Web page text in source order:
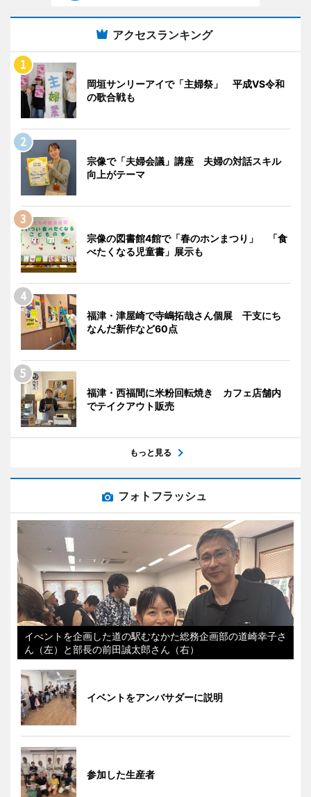
アクセスランキング
岡垣サンリーアイで「主婦祭」 平成VS令和
の歌合戦も
宗像で「夫婦会議」講座 夫婦の対話スキル
向上がテーマ
宗像の図書館4館で「春のホンまつり」 「食
べたくなる児童書」展示も
福津・津屋崎で寺嶋拓哉さん個展 干支にち
なんだ新作など60点
福津・西福間に米粉回転焼き カフェ店舗内
でテイクアウト販売
もっと見る
フォトフラッシュ
イべントを企画した道の駅むなかた総務企画部の道崎幸子さ
ん（左）と部長の前田誠太郎さん（右）
イベントをアンバサダーに説明
参加した生産者